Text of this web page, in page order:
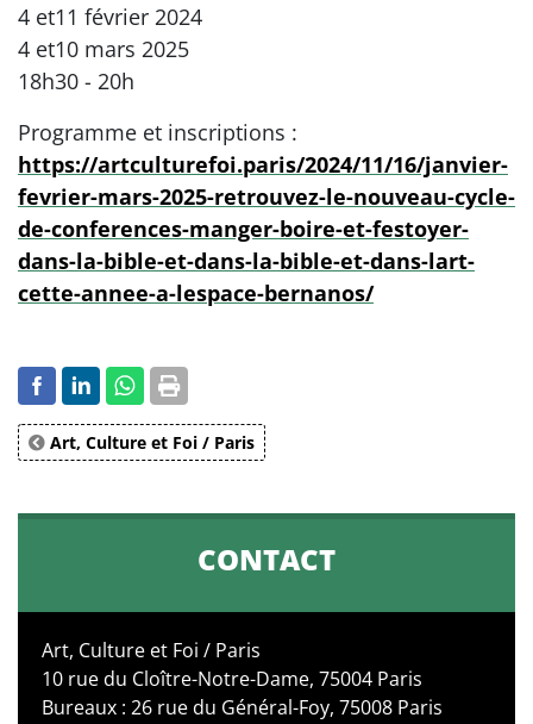
4 et11 février 2024
4 et10 mars 2025
18h30 - 20h
Programme et inscriptions :
https://artculturefoi.paris/2024/11/16/janvier-
fevrier-mars-2025-retrouvez-le-nouveau-cycle-
de-conferences-manger-boire-et-festoyer-
dans-la-bible-et-dans-la-bible-et-dans-lart-
cette-annee-a-lespace-bernanos/
Art, Culture et Foi / Paris
CONTACT
Art, Culture et Foi / Paris
10 rue du Cloître-Notre-Dame, 75004 Paris
Bureaux : 26 rue du Général-Foy, 75008 Paris